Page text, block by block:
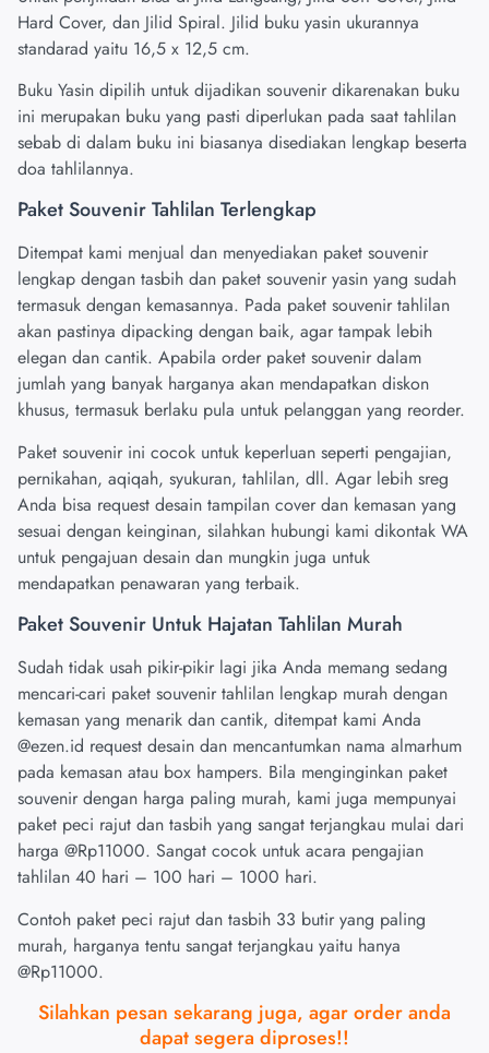
Hard Cover, dan Jilid Spiral. Jilid buku yasin ukurannya
standarad yaitu 16,5 x 12,5 cm.
Buku Yasin dipilih untuk dijadikan souvenir dikarenakan buku
ini merupakan buku yang pasti diperlukan pada saat tahlilan
sebab di dalam buku ini biasanya disediakan lengkap beserta
doa tahlilannya.
Paket Souvenir Tahlilan Terlengkap
Ditempat kami menjual dan menyediakan paket souvenir
lengkap dengan tasbih dan paket souvenir yasin yang sudah
termasuk dengan kemasannya. Pada paket souvenir tahlilan
akan pastinya dipacking dengan baik, agar tampak lebih
elegan dan cantik. Apabila order paket souvenir dalam
jumlah yang banyak harganya akan mendapatkan diskon
khusus, termasuk berlaku pula untuk pelanggan yang reorder.
Paket souvenir ini cocok untuk keperluan seperti pengajian,
pernikahan, aqiqah, syukuran, tahlilan, dll. Agar lebih sreg
Anda bisa request desain tampilan cover dan kemasan yang
sesuai dengan keinginan, silahkan hubungi kami dikontak WA
untuk pengajuan desain dan mungkin juga untuk
mendapatkan penawaran yang terbaik.
Paket Souvenir Untuk Hajatan Tahlilan Murah
Sudah tidak usah pikir-pikir lagi jika Anda memang sedang
mencari-cari paket souvenir tahlilan lengkap murah dengan
kemasan yang menarik dan cantik, ditempat kami Anda
@ezen.id request desain dan mencantumkan nama almarhum
pada kemasan atau box hampers. Bila menginginkan paket
souvenir dengan harga paling murah, kami juga mempunyai
paket peci rajut dan tasbih yang sangat terjangkau mulai dari
harga @Rp11000. Sangat cocok untuk acara pengajian
tahlilan 40 hari – 100 hari – 1000 hari.
Contoh paket peci rajut dan tasbih 33 butir yang paling
murah, harganya tentu sangat terjangkau yaitu hanya
@Rp11000.
Silahkan pesan sekarang juga, agar order anda
dapat segera diproses!!